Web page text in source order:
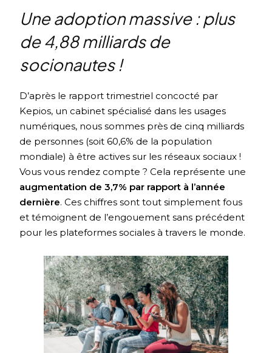
Une adoption massive : plus
de 4,88 milliards de
socionautes !
D’après le rapport trimestriel concocté par
Kepios, un cabinet spécialisé dans les usages
numériques, nous sommes près de cinq milliards
de personnes (soit 60,6% de la population
mondiale) à être actives sur les réseaux sociaux !
Vous vous rendez compte ? Cela représente une
augmentation de 3,7% par rapport à l’année
dernière. Ces chiffres sont tout simplement fous
et témoignent de l’engouement sans précédent
pour les plateformes sociales à travers le monde.